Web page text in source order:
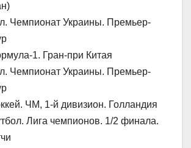
Чемпионат Украины. Премьер-
1. Гран-при Китая
Чемпионат Украины. Премьер-
ЧМ, 1-й дивизион. Голландия
Лига чемпионов. 1/2 финала.